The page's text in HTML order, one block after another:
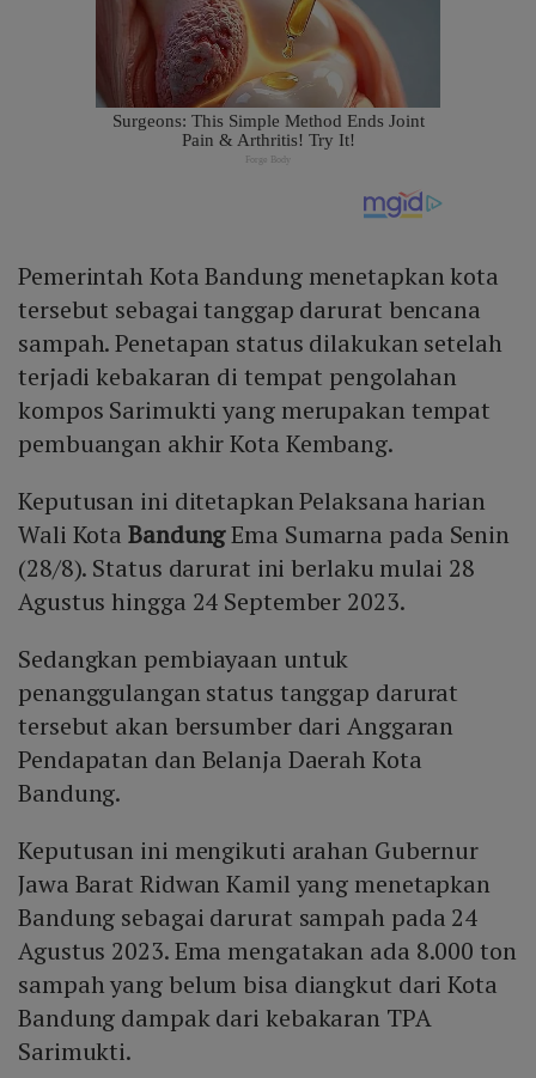
Pemerintah Kota Bandung menetapkan kota
tersebut sebagai tanggap darurat bencana
sampah. Penetapan status dilakukan setelah
terjadi kebakaran di tempat pengolahan
kompos Sarimukti yang merupakan tempat
pembuangan akhir Kota Kembang.
Keputusan ini ditetapkan Pelaksana harian
Wali KotaBandungEma Sumarna pada Senin
(28/8). Status darurat ini berlaku mulai 28
Agustus hingga 24 September 2023.
Sedangkan pembiayaan untuk
penanggulangan status tanggap darurat
tersebut akan bersumber dari Anggaran
Pendapatan dan Belanja Daerah Kota
Bandung.
Keputusan ini mengikuti arahan Gubernur
Jawa Barat Ridwan Kamil yang menetapkan
Bandung sebagai darurat sampah pada 24
Agustus 2023. Ema mengatakan ada 8.000 ton
sampah yang belum bisa diangkut dari Kota
Bandung dampak dari kebakaran TPA
Sarimukti.